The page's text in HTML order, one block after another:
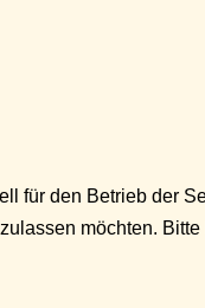
für den Betrieb der
möchten.